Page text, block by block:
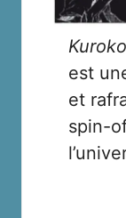
est
et
spin-